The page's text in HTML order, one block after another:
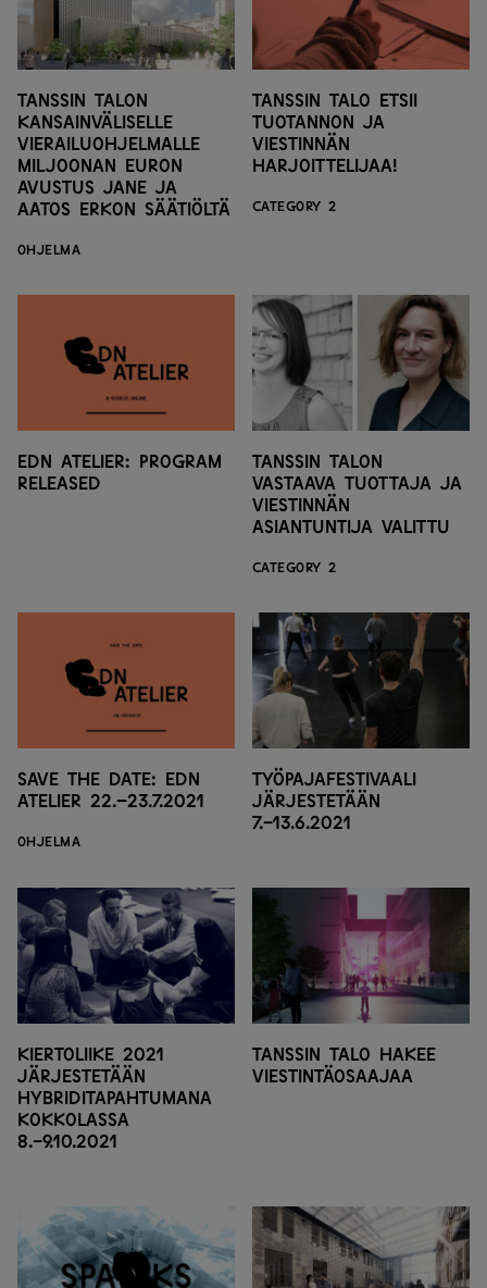
Tanssin talon
kansainväliselle
vierailuohjelmalle
miljoonan euron
avustus Jane ja
Aatos Erkon säätiöltä
OHJELMA
Tanssin talo etsii
tuotannon ja
viestinnän
harjoittelijaa!
CATEGORY 2
EDN Atelier: program
released
Tanssin talon
vastaava tuottaja ja
viestinnän
asiantuntija valittu
CATEGORY 2
Save the date: EDN
Atelier 22.–23.7.2021
OHJELMA
Työpajafestivaali
järjestetään
7.-13.6.2021
Kiertoliike 2021
järjestetään
hybriditapahtumana
Kokkolassa
8.-9.10.2021
Tanssin talo hakee
viestintäosaajaa